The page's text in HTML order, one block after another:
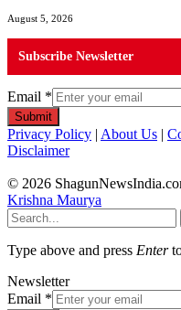
August 5, 2026
Subscribe Newsletter
Email *
Submit
Privacy Policy | About Us |
Disclaimer
© 2026
Krishna Maurya
Type above and press Enter
Newsletter
Email *